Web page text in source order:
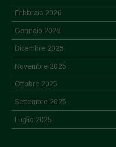
Febbraio 2026
Gennaio 2026
Dicembre 2025
Novembre 2025
Ottobre 2025
Settembre 2025
Luglio 2025